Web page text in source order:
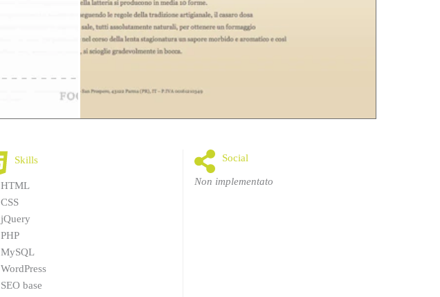
Skills
HTML
CSS
jQuery
PHP
MySQL
WordPress
SEO base
Social
Non implementato